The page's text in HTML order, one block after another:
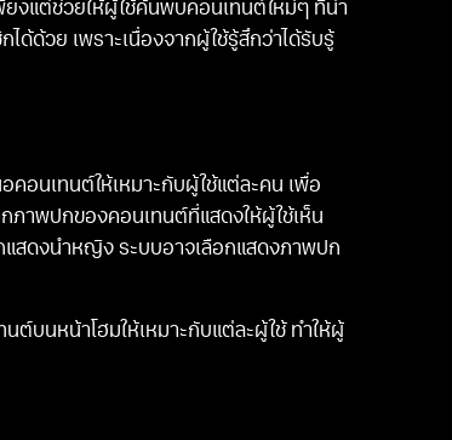
ยงแต่ช่วยให้ผู้ใช้ค้นพบคอนเทนต์ใหม่ๆ ที่น่า
ด้ด้วย เพราะเนื่องจากผู้ใช้รู้สึกว่าได้รับรู้
คอนเทนต์ให้เหมาะกับผู้ใช้แต่ละคน เพื่อ
ภาพปกของคอนเทนต์ที่แสดงให้ผู้ใช้เห็น
สดงนำหญิง ระบบอาจเลือกแสดงภาพปก
บนหน้าโฮมให้เหมาะกับแต่ละผู้ใช้ ทำให้ผู้